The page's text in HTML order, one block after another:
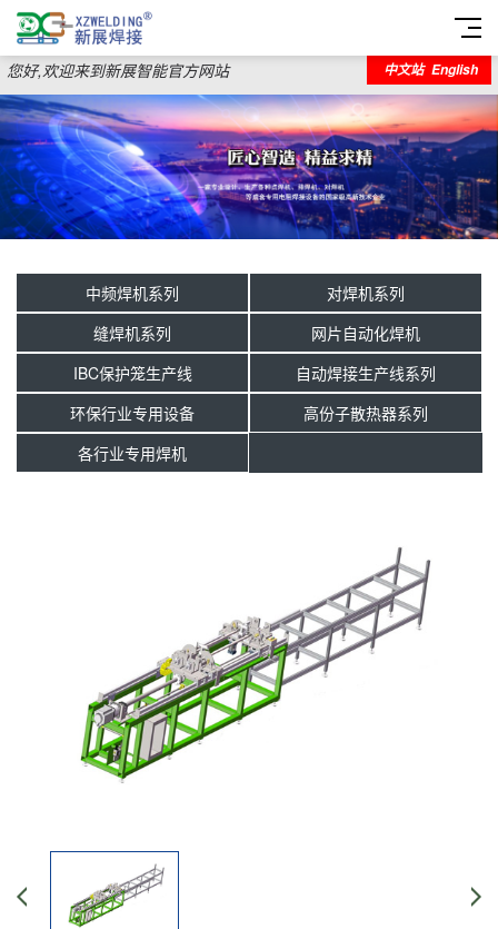
您好,欢迎来到新展智能官方网站 中文站 English
中频焊机系列
对焊机系列
缝焊机系列
网片自动化焊机
IBC保护笼生产线
自动焊接生产线系列
环保行业专用设备
高份子散热器系列
各行业专用焊机